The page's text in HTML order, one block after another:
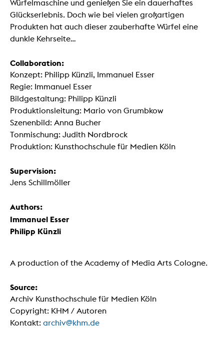
Würfelmaschine und genießen Sie ein dauerhaftes
Glückserlebnis. Doch wie bei vielen großartigen
Produkten hat auch dieser zauberhafte Würfel eine
dunkle Kehrseite…
Collaboration:
Konzept: Philipp Künzli, Immanuel Esser
Regie: Immanuel Esser
Bildgestaltung: Philipp Künzli
Produktionsleitung: Mario von Grumbkow
Szenenbild: Anna Bucher
Tonmischung: Judith Nordbrock
Produktion: Kunsthochschule für Medien Köln
Supervision:
Jens Schillmöller
Authors:
Immanuel Esser
Philipp Künzli
A production of the Academy of Media Arts Cologne.
Source:
Archiv Kunsthochschule für Medien Köln
Copyright: KHM / Autoren
Kontakt: archiv@khm.de